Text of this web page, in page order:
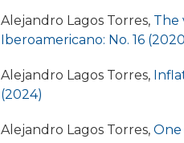
Alejandro Lagos Torres, The
Iberoamericano: No. 16
Alejandro Lagos Torres,
(2024)
Alejandro Lagos Torres, One